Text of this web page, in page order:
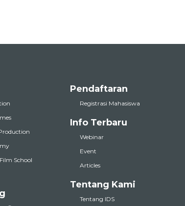
School
Pendaftaran
Registrasi Mahasiswa
Info Terbaru
Webinar
Event
Articles
Tentang Kami
Tentang IDS